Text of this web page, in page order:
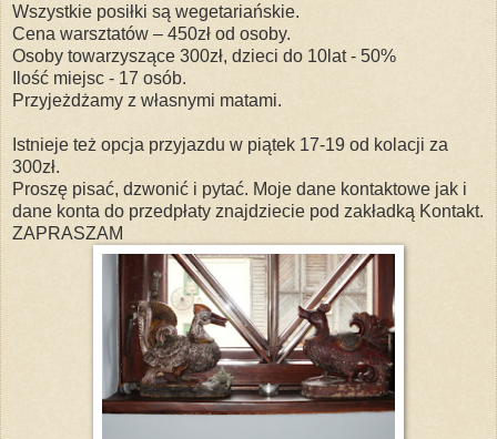
Wszystkie posiłki są wegetariańskie.
Cena warsztatów – 450zł od osoby.
Osoby towarzyszące 300zł, dzieci do 10lat - 50%
Ilość miejsc - 17 osób.
Przyjeżdżamy z własnymi matami.
Istnieje też opcja przyjazdu w piątek 17-19 od kolacji za
300zł.
Proszę pisać, dzwonić i pytać. Moje dane kontaktowe jak i
dane konta do przedpłaty znajdziecie pod zakładką Kontakt.
ZAPRASZAM